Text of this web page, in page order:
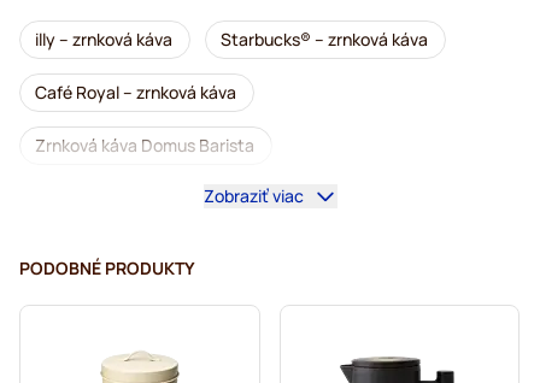
illy – zrnková káva Starbucks® – zrnková káva
Café Royal – zrnková káva
Zrnková káva Domus Barista
Kávovary na zrnkovú kávu
Segafredo – zrnková káva
Caffè Borbone – zrnková káva Merrild – zrnková káva
Zobraziť viac
PODOBNÉ PRODUKTY